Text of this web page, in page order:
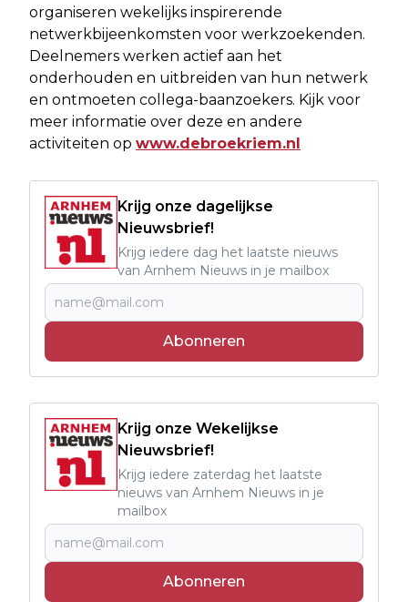
organiseren wekelijks inspirerende
netwerkbijeenkomsten voor werkzoekenden.
Deelnemers werken actief aan het
onderhouden en uitbreiden van hun netwerk
en ontmoeten collega-baanzoekers. Kijk voor
meer informatie over deze en andere
activiteiten op www.debroekriem.nl
Krijg onze dagelijkse
Nieuwsbrief!
Krijg iedere dag het laatste nieuws
van Arnhem Nieuws in je mailbox
Abonneren
Krijg onze Wekelijkse
Nieuwsbrief!
Krijg iedere zaterdag het laatste
nieuws van Arnhem Nieuws in je
mailbox
Abonneren